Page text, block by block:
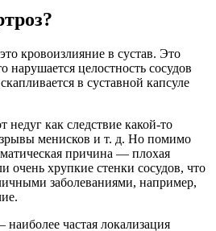
кровоизлияние в сустав. Это
нарушается целостность сосудов
в суставной капсуле
недуг как следствие какой-то
менисков и т. д. Но помимо
причина — плохая
очень хрупкие стенки сосудов, что
заболеваниями, например,
частая локализация